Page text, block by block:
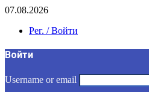
07.08.2026
Рег. / Войти
Войти
Username or email